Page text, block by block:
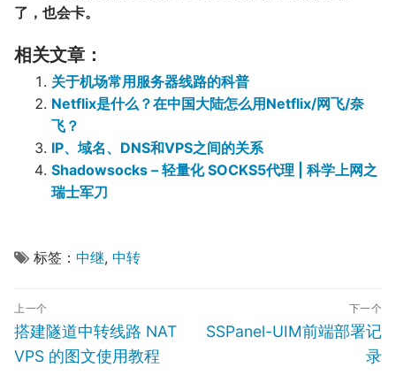
了，也会卡。
相关文章：
关于机场常用服务器线路的科普
Netflix是什么？在中国大陆怎么用Netflix/网飞/奈
飞？
IP、域名、DNS和VPS之间的关系
Shadowsocks – 轻量化 SOCKS5代理 | 科学上网之
瑞士军刀
标签： 中继, 中转
文
章
导
上一个
Previous
post:
搭建隧道中转线路 NAT
VPS 的图文使用教程
下一个
Next
SSPanel-UIM前端部署记
录